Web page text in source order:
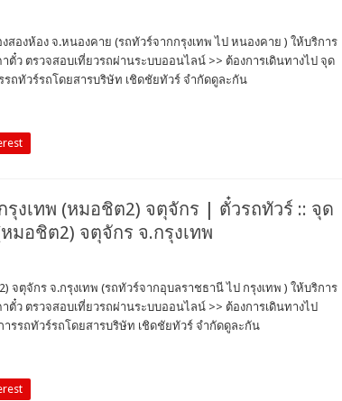
องห้อง จ.หนองคาย (รถทัวร์จากกรุงเทพ ไป หนองคาย ) ให้บริการ
ตั๋ว ตรวจสอบเที่ยวรถผ่านระบบออนไลน์ >> ต้องการเดินทางไป จุด
ถทัวร์รถโดยสารบริษัท เชิดชัยทัวร์ จำกัดดูละกัน
งเทพ (หมอชิต2) จตุจักร | ตั๋วรถทัวร์ :: จุด
มอชิต2) จตุจักร จ.กรุงเทพ
จตุจักร จ.กรุงเทพ (รถทัวร์จากอุบลราชธานี ไป กรุงเทพ ) ให้บริการ
ตั๋ว ตรวจสอบเที่ยวรถผ่านระบบออนไลน์ >> ต้องการเดินทางไป
รรถทัวร์รถโดยสารบริษัท เชิดชัยทัวร์ จำกัดดูละกัน